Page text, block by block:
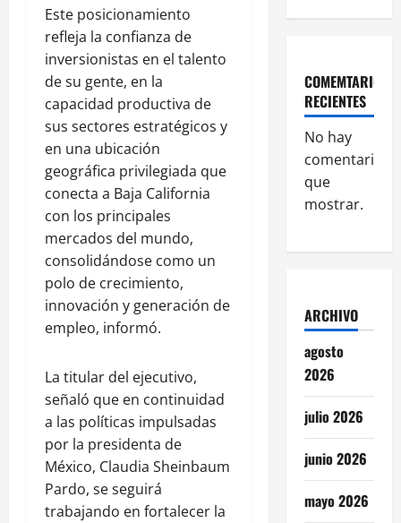
Este posicionamiento
refleja la confianza de
inversionistas en el talento
de su gente, en la
capacidad productiva de
sus sectores estratégicos y
en una ubicación
geográfica privilegiada que
conecta a Baja California
con los principales
mercados del mundo,
consolidándose como un
polo de crecimiento,
innovación y generación de
empleo, informó.
La titular del ejecutivo,
señaló que en continuidad
a las políticas impulsadas
por la presidenta de
México, Claudia Sheinbaum
Pardo, se seguirá
trabajando en fortalecer la
COMEMTARIOS
RECIENTES
No hay
comentarios
que
mostrar.
ARCHIVO
agosto
2026
julio 2026
junio 2026
mayo 2026